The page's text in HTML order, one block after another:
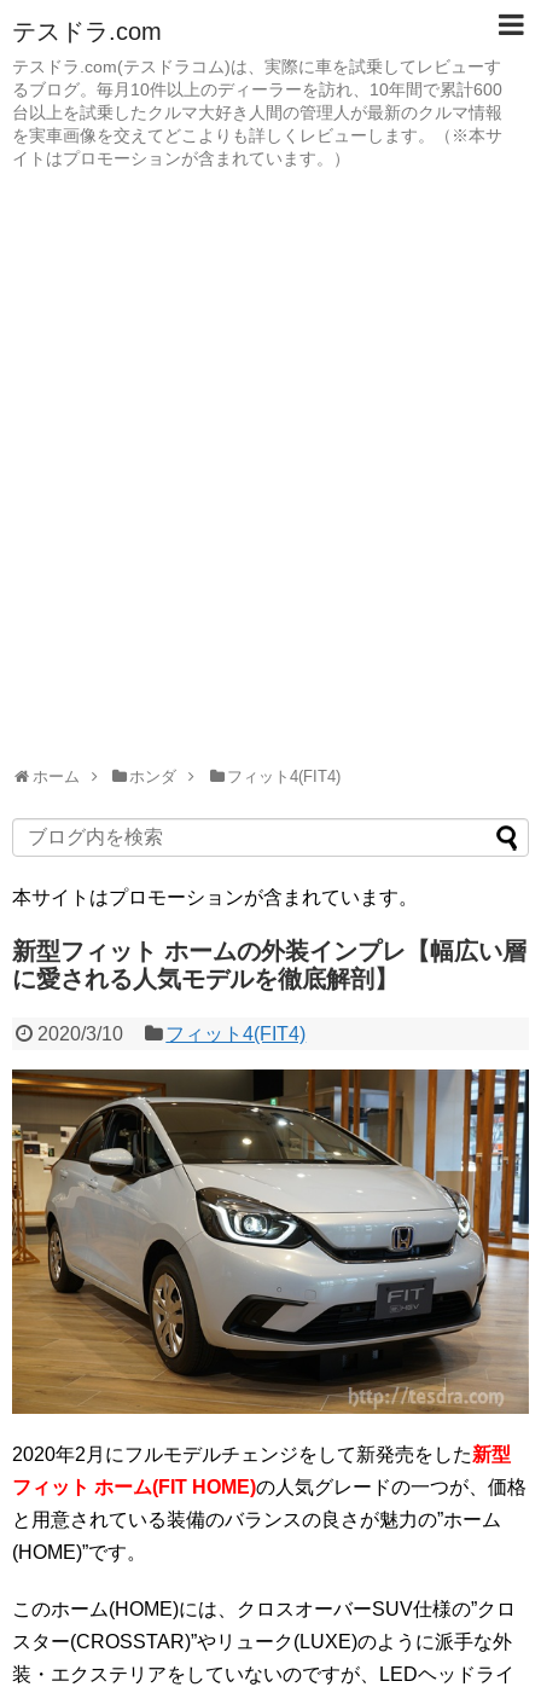
テスドラ.com
テスドラ.com(テスドラコム)は、実際に車を試乗してレビューす
るブログ。毎月10件以上のディーラーを訪れ、10年間で累計600
台以上を試乗したクルマ大好き人間の管理人が最新のクルマ情報
を実車画像を交えてどこよりも詳しくレビューします。（※本サ
イトはプロモーションが含まれています。）
ホーム ホンダ フィット4(FIT4)
本サイトはプロモーションが含まれています。
新型フィット ホームの外装インプレ【幅広い層
に愛される人気モデルを徹底解剖】
2020/3/10 フィット4(FIT4)
2020年2月にフルモデルチェンジをして新発売をした新型
フィット ホーム(FIT HOME)の人気グレードの一つが、価格
と用意されている装備のバランスの良さが魅力の”ホーム
(HOME)”です。
このホーム(HOME)には、クロスオーバーSUV仕様の”クロ
スター(CROSSTAR)”やリューク(LUXE)のように派手な外
装・エクステリアをしていないのですが、LEDヘッドライ